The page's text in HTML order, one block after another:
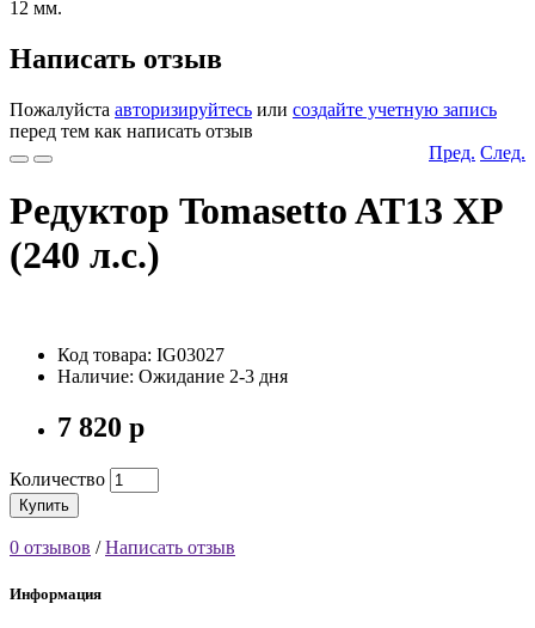
12 мм.
Написать отзыв
Пожалуйста авторизируйтесь или создайте учетную запись
перед тем как написать отзыв
Пред. След.
Редуктор Tomasetto AT13 XP
(240 л.с.)
Код товара: IG03027
Наличие: Ожидание 2-3 дня
7 820 р
Количество
Купить
0 отзывов /Написать отзыв
Информация